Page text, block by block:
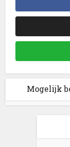
Mogelijk